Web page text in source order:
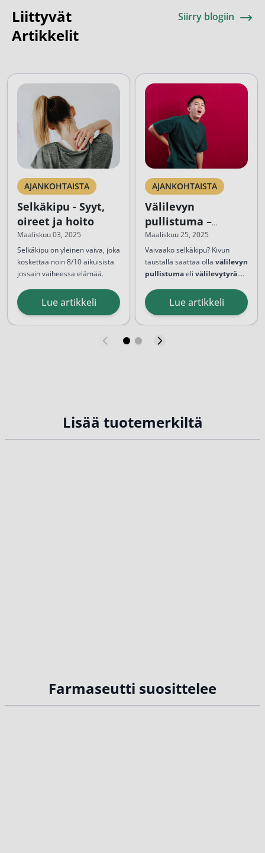
Liittyvät
Artikkelit
Siirry blogiin
AJANKOHTAISTA
Selkäkipu - Syyt,
oireet ja hoito
Maaliskuu 03, 2025
Selkäkipu on yleinen vaiva, joka
koskettaa noin 8/10 aikuisista
jossain vaiheessa elämää.
ohimenevä haitta tai krooninen
vaiva, joka vaikuttaa
toimintakyky heikkenee, jos
Lue artikkeli
AJANKOHTAISTA
Välilevyn
pullistuma –
Oireet ja hoito
Maaliskuu 25, 2025
Vaivaako selkäkipu? Kivun
taustalla saattaa olla välilevyn
pullistumaeli välilevytyrä.
välilevyn sisältöä työntyy
selkäydinkanavaan. Tämä
alaraajaan säteilevää kipua.
Lue artikkeli
Lisää tuotemerkiltä
Farmaseutti suosittelee